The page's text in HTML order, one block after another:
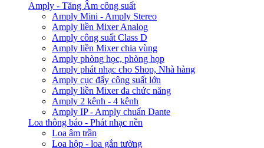
Amply - Tăng Âm công suất
Amply Mini - Amply Stereo
Amply liền Mixer Analog
Amply công suất Class D
Amply liền Mixer chia vùng
Amply phòng học, phòng họp
Amply phát nhạc cho Shop, Nhà hàng
Amply cục đẩy công suất lớn
Amply liền Mixer đa chức năng
Amply 2 kênh - 4 kênh
Amply IP - Amply chuẩn Dante
Loa thông báo - Phát nhạc nền
Loa âm trần
Loa hộp - loa gắn tường